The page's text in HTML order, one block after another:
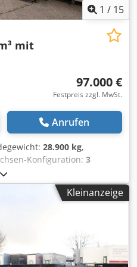
1 / 15
mit
97.000 €
Festpreis zzgl. MwSt.
Anrufen
28.900 kg,
Konfiguration: 3
mm
mm, Gesamthöhe:3.722
, Aufbau*
* Direkt-Leerlauf an
Pumpabschaltung *
Lincoln zur optimalen
Drehkränzen und Achsen
Kleinanzeige